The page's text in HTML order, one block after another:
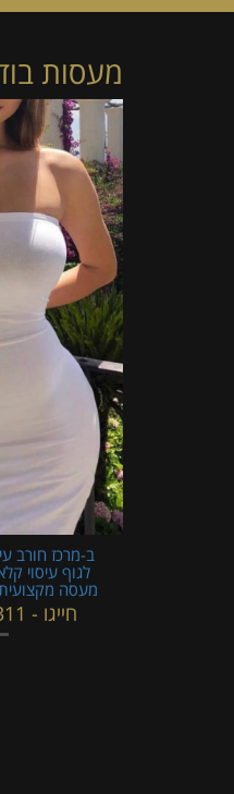
מעסות
ב-מרכז חורב
לגוף עיסוי
מעסה מקצועית
חייגו - 0554532311